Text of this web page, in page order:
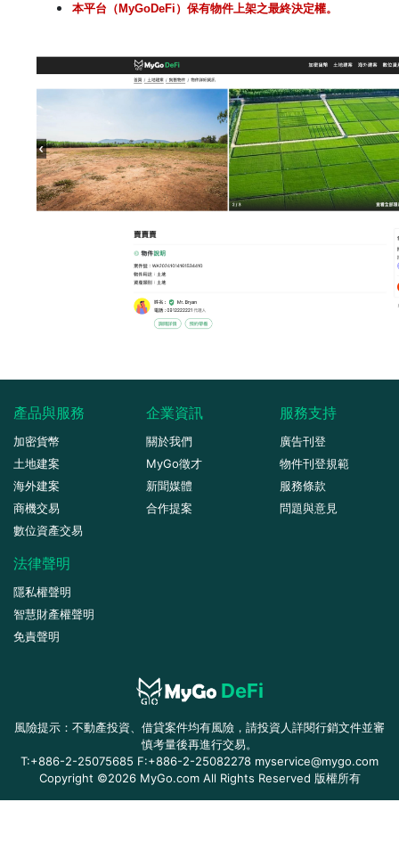
本平台（MyGoDeFi ）保有物件上架之最終決定權。
產品與服務
加密貨幣
土地建案
海外建案
商機交易
數位資產交易
企業資訊
關於我們
MyGo徵才
新聞媒體
合作提案
服務支持
廣告刊登
物件刊登規範
服務條款
問題與意見
法律聲明
隱私權聲明
智慧財產權聲明
免責聲明
DeFi
風險提示：不動產投資、借貸案件均有風險，請投資人詳閱行銷文件並審
慎考量後再進行交易。
T:+886-2-25075685 F:+886-2-25082278 myservice@mygo.com
Copyright ©2026 MyGo.com All Rights Reserved 版權所有